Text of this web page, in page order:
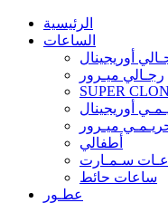
الرئيسية
الساعات
أوريجينال
رجـالي ميـرور
SUPER
أوريجينال
ميـرور
أطفالي
سـمـارت
ساعات حائط
عطـور